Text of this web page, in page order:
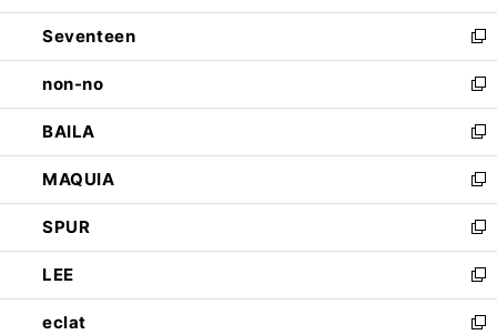
開
く
ウ
で
開
く
ン
ド
ウ
で
開
く
Seventeen
新
し
い
ウ
ィ
ン
ド
ウ
で
開
く
non-no
新
し
い
ウ
ィ
ン
ド
ウ
で
開
く
BAILA
新
し
い
ウ
ィ
ン
ド
ウ
で
MAQUIA
新
し
い
ウ
ィ
ン
ド
SPUR
新
し
い
ウ
ィ
LEE
新
し
い
eclat
新